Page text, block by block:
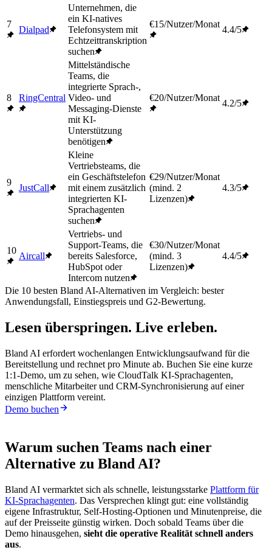
7
Dialpad
Unternehmen, die
ein KI-natives
Telefonsystem mit
Echtzeittranskription
suchen
€15/Nutzer/Monat
4.4/5
8 RingCentral
Mittelständische
Teams, die
integrierte Sprach-,
Video- und
Messaging-Dienste
mit KI-
Unterstützung
benötigen
€20/Nutzer/Monat
4.2/5
9
JustCall
Kleine
Vertriebsteams, die
ein Geschäftstelefon
mit einem zusätzlich
integrierten KI-
Sprachagenten
suchen
€29/Nutzer/Monat
(mind. 2
Lizenzen)
4.3/5
10
Aircall
Vertriebs- und
Support-Teams, die
bereits Salesforce,
HubSpot oder
Intercom nutzen
€30/Nutzer/Monat
(mind. 3
Lizenzen)
4.4/5
Die 10 besten Bland AI-Alternativen im Vergleich: bester
Anwendungsfall, Einstiegspreis und G2-Bewertung.
Lesen überspringen. Live erleben.
Bland AI erfordert wochenlangen Entwicklungsaufwand für die
Bereitstellung und rechnet pro Minute ab. Buchen Sie eine kurze
1:1-Demo, um zu sehen, wie CloudTalk KI-Sprachagenten,
menschliche Mitarbeiter und CRM-Synchronisierung auf einer
einzigen Plattform vereint.
Demo buchen
Warum suchen Teams nach einer
Alternative zu Bland AI?
Bland AI vermarktet sich als schnelle, leistungsstarke Plattform für
KI-Sprachagenten. Das Versprechen klingt gut: eine vollständig
eigene Infrastruktur, Self-Hosting-Optionen und Minutenpreise, die
auf der Preisseite günstig wirken. Doch sobald Teams über die
Demo hinausgehen, sieht die operative Realität schnell anders
aus.